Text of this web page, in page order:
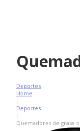
Deportes
Home
|
Deportes
|
Quemadores de grasa